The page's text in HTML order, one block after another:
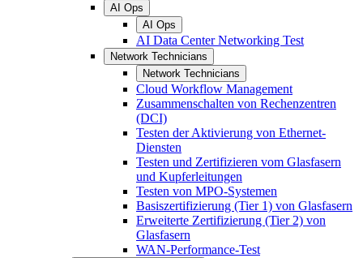
AI Ops
AI Ops
AI Data Center Networking Test
Network Technicians
Network Technicians
Cloud Workflow Management
Zusammenschalten von Rechenzentren
(DCI)
Testen der Aktivierung von Ethernet-
Diensten
Testen und Zertifizieren vom Glasfasern
und Kupferleitungen
Testen von MPO-Systemen
Basiszertifizierung (Tier 1) von Glasfasern
Erweiterte Zertifizierung (Tier 2) von
Glasfasern
WAN-Performance-Test